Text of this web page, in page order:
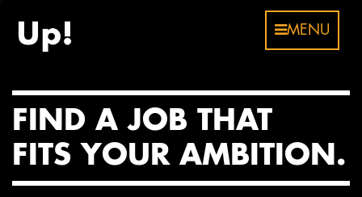
MENU
FIND A JOB THAT
FITS YOUR AMBITION.